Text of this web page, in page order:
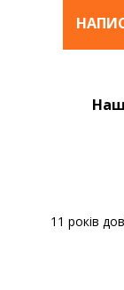
Наш
11 років